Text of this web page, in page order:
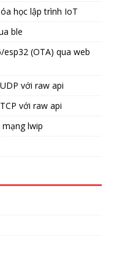
học lập trình IoT
ble
(OTA) qua web
với raw api
với raw api
mạng lwip